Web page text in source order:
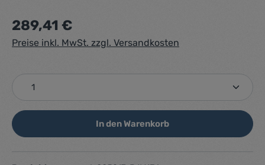
Regulärer Preis:
289,41 €
Preise inkl. MwSt. zzgl. Versandkosten
Produkt Anzahl: Gib den gewünschten Wert ein
In den Warenkorb